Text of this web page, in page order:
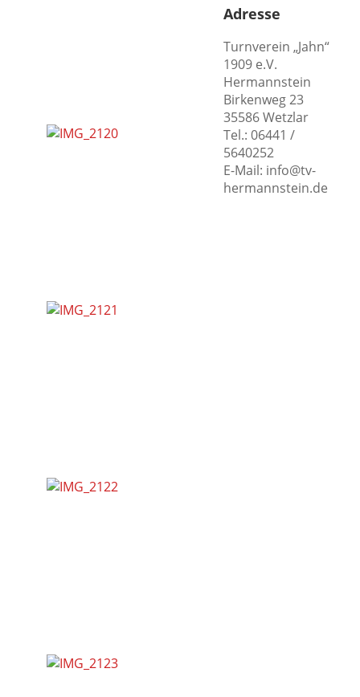
Adresse
Turnverein „Jahn“
1909 e.V.
Hermannstein
Birkenweg 23
35586 Wetzlar
Tel.: 06441 /
5640252
E-Mail: info@tv-
hermannstein.de